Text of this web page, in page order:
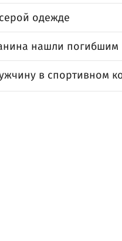
одежде
нашли погибшим
в спортивном